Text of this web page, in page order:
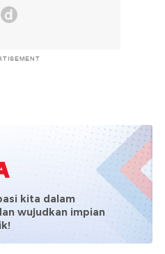
kita dalam
wujudkan impian